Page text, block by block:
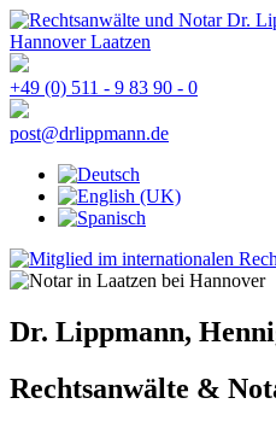
+49 (0) 511 - 9 83 90 - 0
Dr. Lippmann,
Rechtsanwälte &